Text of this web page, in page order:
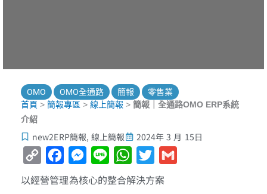
OMO OMO全通路 簡報
零售業
首頁 > 簡報專區 > 線上簡報 > 簡報｜全通路OMO ERP系統
介紹
new2ERP簡報,線上簡報 2024年 3 月 15日
Copy
FacebookMessenger
Line WhatsApp
Twitter
以經營管理為核心的整合解決方案